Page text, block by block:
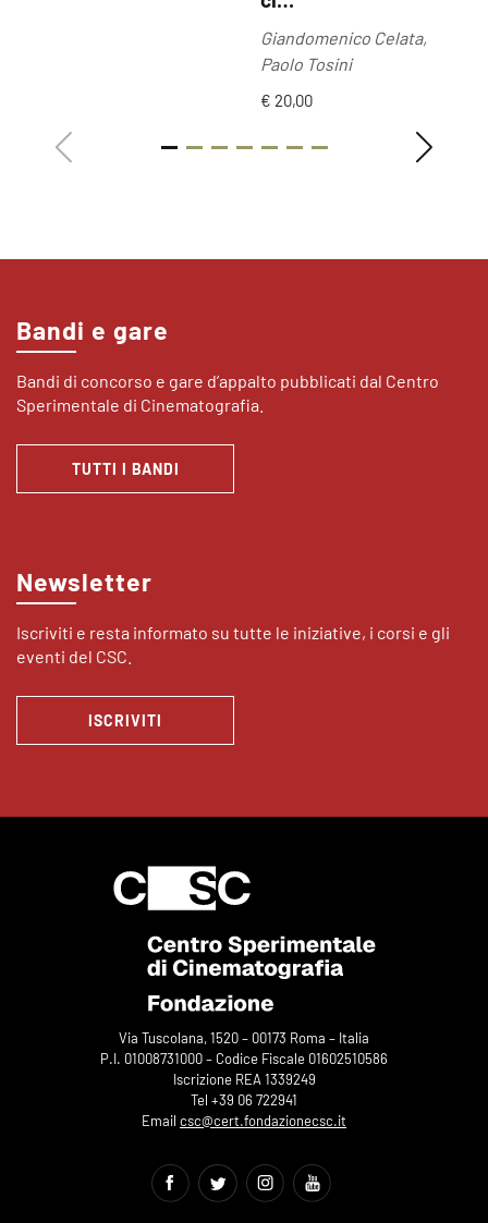
Giandomenico Celata,
Paolo Tosini
€ 20,00
Bandi e gare
Bandi di concorso e gare d’appalto pubblicati dal Centro
Sperimentale di Cinematografia.
TUTTI I BANDI
Newsletter
Iscriviti e resta informato su tutte le iniziative, i corsi e gli
eventi del CSC.
ISCRIVITI
Via Tuscolana, 1520 – 00173 Roma – Italia
P.I. 01008731000 – Codice Fiscale 01602510586
Iscrizione REA 1339249
Tel +39 06 722941
Email csc@cert.fondazionecsc.it